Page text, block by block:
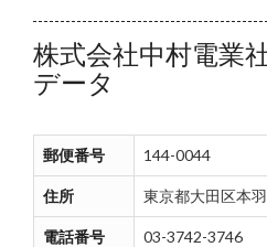
株式会社中村電業
データ
郵便番号 144-0044
住所 東京都大田区本
電話番号 03-3742-3746